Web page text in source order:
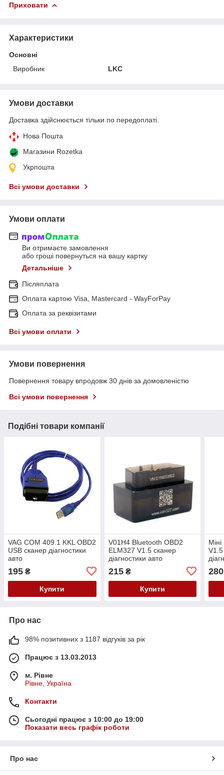
Приховати
Характеристики
Основні
Виробник
LKC
Умови доставки
Доставка здійснюється тільки по передоплаті.
Нова Пошта
Магазини Rozetka
Укрпошта
Всі умови доставки
Умови оплати
Ви отримаєте замовлення
або гроші повернуться на вашу картку
Детальніше
Післяплата
Оплата картою Visa, Mastercard - WayForPay
Оплата за реквізитами
Всі умови оплати
Умови повернення
Повернення товару впродовж 30 днів за домовленістю
Всі умови повернення
Подібні товари компанії
VAG COM 409.1 KKL OBD2
USB сканер діагностики
авто
195 ₴
Купити
V01H4 Bluetooth OBD2
ELM327 V1.5 сканер
діагностики авто
215₴
Купити
280
Про нас
98% позитивних з 1187 відгуків за рік
Працює з 13.03.2013
м. Рівне
Рівне, Україна
Контакти
Сьогодні працює з 10:00 до 19:00
Показати весь графік роботи
Про нас